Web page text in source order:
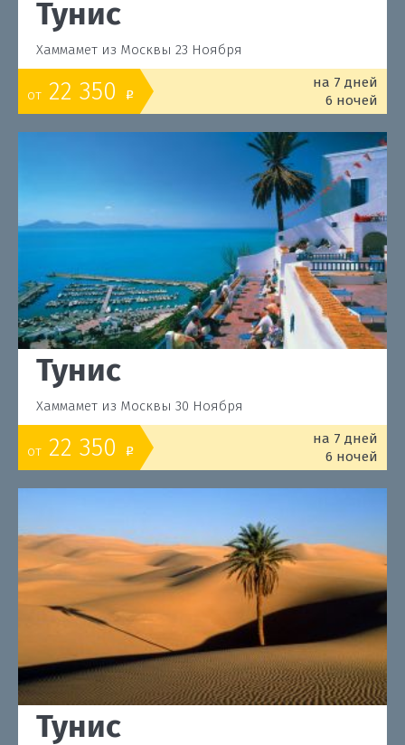
Тунис
Хаммамет из Москвы 23 Ноября
от 22 350 o
на 7 дней
6 ночей
Тунис
Хаммамет из Москвы 30 Ноября
от 22 350 o
на 7 дней
6 ночей
Тунис